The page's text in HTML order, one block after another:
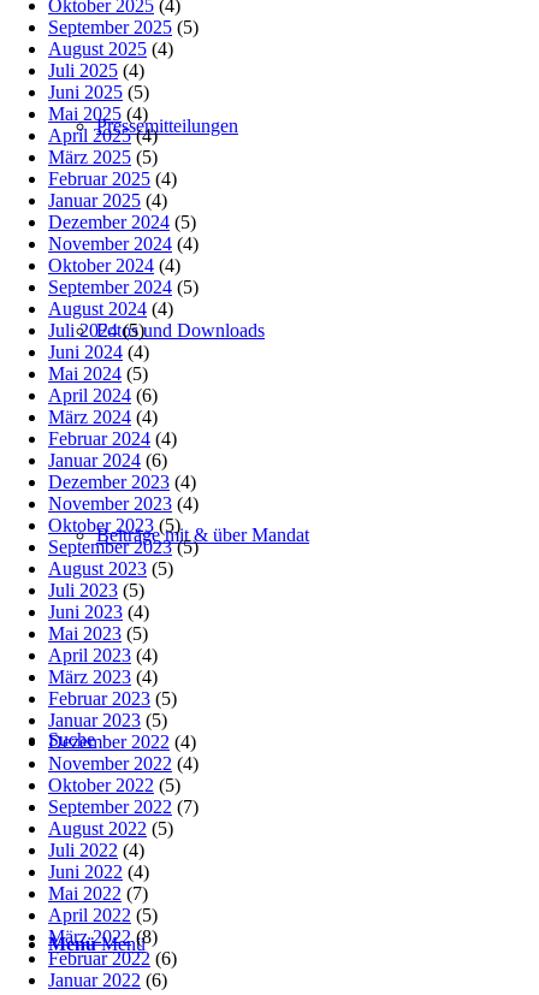
Pressemitteilungen
Fotos und Downloads
Beiträge mit & über Mandat
Suche
Menü Menü
Oktober 2025 (4)
September 2025 (5)
August 2025 (4)
Juli 2025 (4)
Juni 2025 (5)
Mai 2025 (4)
April 2025(4)
März 2025 (5)
Februar 2025 (4)
Januar 2025 (4)
Dezember 2024 (5)
November 2024 (4)
Oktober 2024 (4)
September 2024 (5)
August 2024 (4)
Juli 2024(5)
Juni 2024 (4)
Mai 2024 (5)
April 2024 (6)
März 2024 (4)
Februar 2024 (4)
Januar 2024 (6)
Dezember 2023 (4)
November 2023 (4)
Oktober 2023 (5)
September 2023(5)
August 2023 (5)
Juli 2023 (5)
Juni 2023 (4)
Mai 2023 (5)
April 2023 (4)
März 2023 (4)
Februar 2023 (5)
Januar 2023 (5)
Dezember 2022 (4)
November 2022 (4)
Oktober 2022 (5)
September 2022 (7)
August 2022 (5)
Juli 2022 (4)
Juni 2022 (4)
Mai 2022 (7)
April 2022 (5)
März 2022(8)
Februar 2022 (6)
Januar 2022 (6)